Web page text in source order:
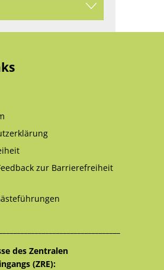
zur Barrierefreiheit
des Zentralen
(ZRE):